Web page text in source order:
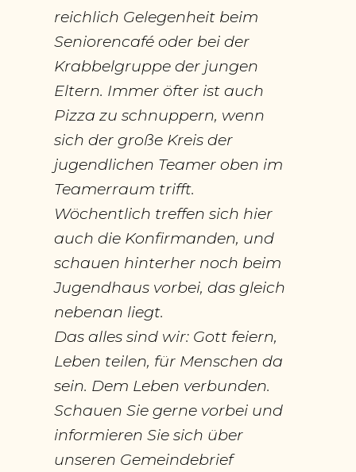
reichlich Gelegenheit beim
Seniorencafé oder bei der
Krabbelgruppe der jungen
Eltern. Immer öfter ist auch
Pizza zu schnuppern, wenn
sich der große Kreis der
jugendlichen Teamer oben im
Teamerraum trifft.
Wöchentlich treffen sich hier
auch die Konfirmanden, und
schauen hinterher noch beim
Jugendhaus vorbei, das gleich
nebenan liegt.
Das alles sind wir: Gott feiern,
Leben teilen, für Menschen da
sein. Dem Leben verbunden.
Schauen Sie gerne vorbei und
informieren Sie sich über
unseren Gemeindebrief